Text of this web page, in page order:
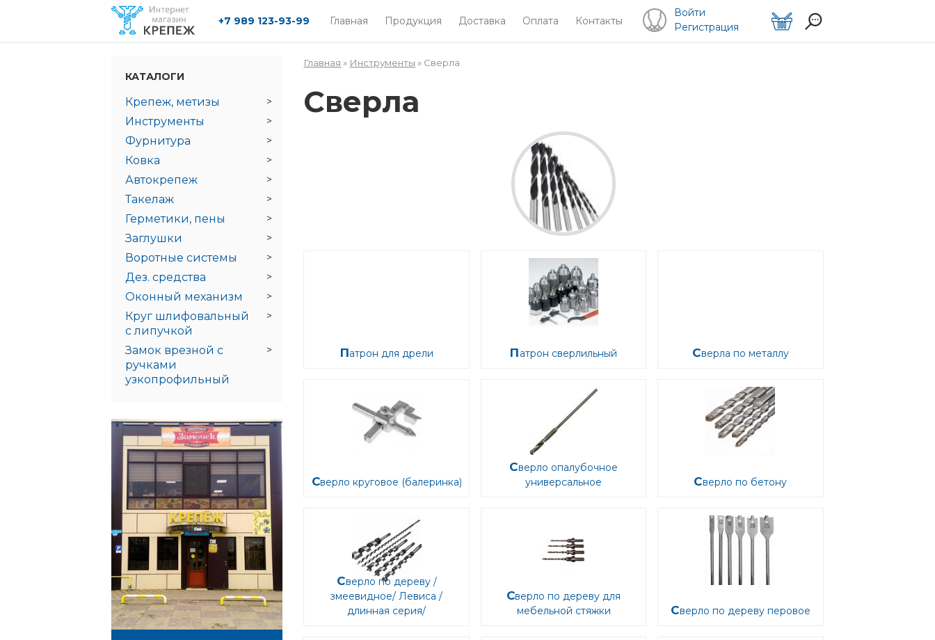
Главная Продукция Доставка Оплата Контакты
+7 989 123-93-99
Войти
Регистрация
Вы здесь
Главная » Инструменты » Сверла
Сверла
Патрон для дрели Патрон сверлильный Сверла по металлу
Сверло круговое (балеринка)
Сверло опалубочное
универсальное Сверло по бетону
Сверло по дереву /
змеевидное/ Левиса /
длинная серия/
Сверло по дереву для
мебельной стяжки Сверло по дереву перовое
КАТАЛОГИ
Крепеж, метизы
Инструменты
Фурнитура
Ковка
Автокрепеж
Такелаж
Герметики, пены
Заглушки
Воротные системы
Дез. средства
Оконный механизм
Круг шлифовальный
с липучкой
Замок врезной с
ручками
узкопрофильный